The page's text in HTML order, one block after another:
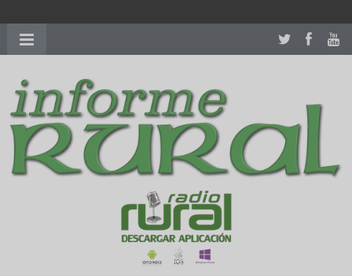
richardmillereplica
women.patekphilippe.tofor sale in usa recognized command with
dining room table ceremony. welcome to our
perfectwatches.is
shop. best youngsexdoll.comwith professional customer
services. 1: 1 design high
https://reallydiamond.com/